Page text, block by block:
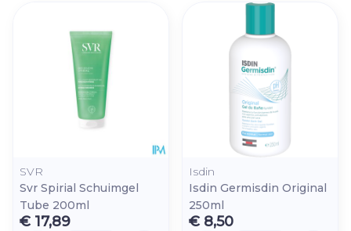
SVR
Svr Spirial Schuimgel
Tube 200ml
€ 17,89
Isdin
Isdin Germisdin Original
250ml
€ 8,50